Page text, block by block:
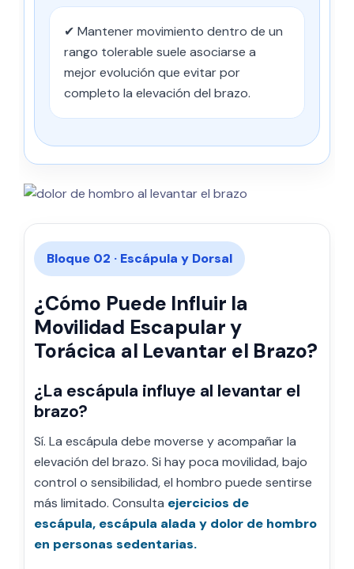
✔ Mantener movimiento dentro de un
rango tolerable suele asociarse a
mejor evolución que evitar por
completo la elevación del brazo.
Bloque 02 · Escápula y Dorsal
¿Cómo Puede Influir la
Movilidad Escapular y
Torácica al Levantar el Brazo?
¿La escápula influye al levantar el
brazo?
Sí. La escápula debe moverse y acompañar la
elevación del brazo. Si hay poca movilidad, bajo
control o sensibilidad, el hombro puede sentirse
más limitado. Consulta ejercicios de
escápula, escápula alada y dolor de hombro
en personas sedentarias.